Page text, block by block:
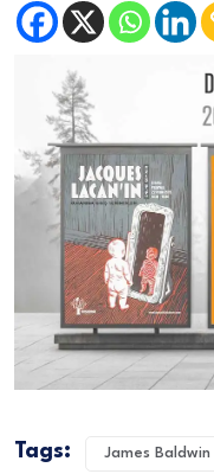
Tags: James Baldwin